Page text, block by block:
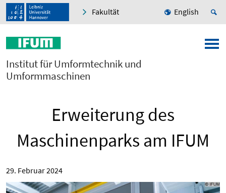
Fakultät English
Institut für Umformtechnik und
Umformmaschinen
Erweiterung des
Maschinenparks am IFUM
29. Februar 2024